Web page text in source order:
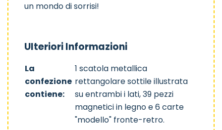
un mondo di sorrisi!
Ulteriori Informazioni
La
confezione
contiene:
1 scatola metallica
rettangolare sottile illustrata
su entrambi i lati, 39 pezzi
magnetici in legno e 6 carte
"modello" fronte-retro.